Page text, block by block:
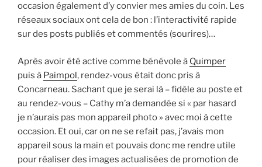
occasion également d’y convier mes amies du coin. Les
réseaux sociaux ont cela de bon : l’interactivité rapide
sur des posts publiés et commentés (sourires)…
Après avoir été active comme bénévole à Quimper
puis à Paimpol, rendez-vous était donc pris à
Concarneau. Sachant que je serai là – fidèle au poste et
au rendez-vous – Cathy m’a demandée si « par hasard
je n’aurais pas mon appareil photo » avec moi à cette
occasion. Et oui, car on ne se refait pas, j’avais mon
appareil sous la main et pouvais donc me rendre utile
pour réaliser des images actualisées de promotion de